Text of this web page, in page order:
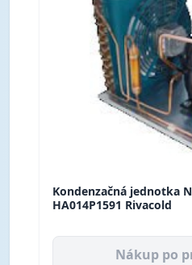
Kondenzačná jednotka
HA014P1591 Rivacold
Nákup po